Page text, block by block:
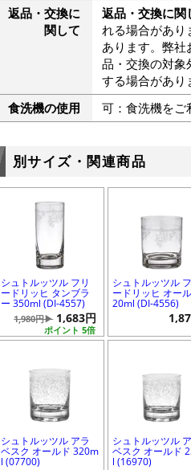
返品・交換に
関して
返品・交換に関
れる場合があり
あります。弊
品・交換の対象
する場合があり
食洗機の使用
可：食洗機をご
別サイズ・関連商品
シュトルッツル フリ
ードリッヒ タンブラ
ー 350ml (DI-4557)
ポイント 5倍
1,980円▶ 1,683円
シュトルッツル
ードリッヒ オー
20ml (DI-4556)
シュトルッツル アラ
ベスク オールド 320m
l (07700)
シュトルッツル
ベスク オールド
l (16970)